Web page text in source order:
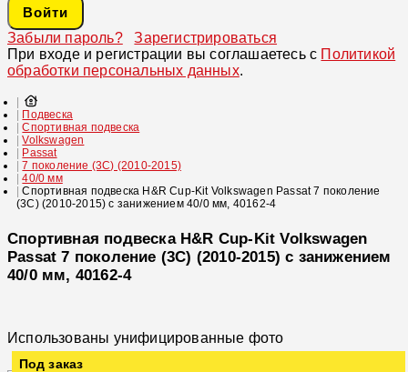
Войти
Забыли пароль?
Зарегистрироваться
При входе и регистрации вы соглашаетесь с Политикой
обработки персональных данных.
Подвеска
Спортивная подвеска
Volkswagen
Passat
7 поколение (3C) (2010-2015)
40/0 мм
Спортивная подвеска H&R Cup-Kit Volkswagen Passat 7 поколение
(3C) (2010-2015) с занижением 40/0 мм, 40162-4
Спортивная подвеска H&R Cup-Kit Volkswagen
Passat 7 поколение (3C) (2010-2015) с занижением
40/0 мм, 40162-4
Использованы унифицированные фото
Под заказ